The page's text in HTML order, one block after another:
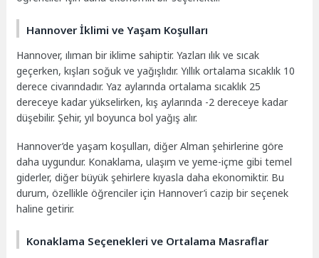
Hannover İklimi ve Yaşam Koşulları
Hannover, ılıman bir iklime sahiptir. Yazları ılık ve sıcak
geçerken, kışları soğuk ve yağışlıdır. Yıllık ortalama sıcaklık 10
derece civarındadır. Yaz aylarında ortalama sıcaklık 25
dereceye kadar yükselirken, kış aylarında -2 dereceye kadar
düşebilir. Şehir, yıl boyunca bol yağış alır.
Hannover’de yaşam koşulları, diğer Alman şehirlerine göre
daha uygundur. Konaklama, ulaşım ve yeme-içme gibi temel
giderler, diğer büyük şehirlere kıyasla daha ekonomiktir. Bu
durum, özellikle öğrenciler için Hannover’i cazip bir seçenek
haline getirir.
Konaklama Seçenekleri ve Ortalama Masraflar